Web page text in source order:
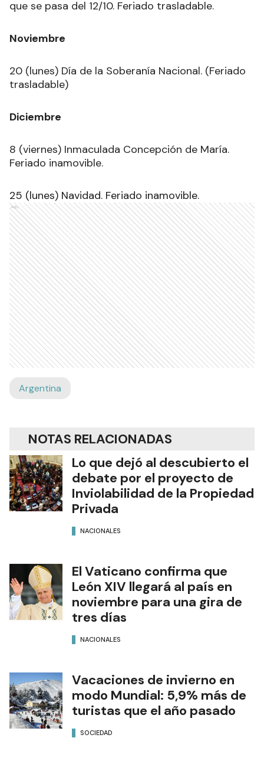
que se pasa del 12/10. Feriado trasladable.
Noviembre
20 (lunes) Día de la Soberanía Nacional. (Feriado
trasladable)
Diciembre
8 (viernes) Inmaculada Concepción de María.
Feriado inamovible.
25 (lunes) Navidad. Feriado inamovible.
Ads
Argentina
NOTAS RELACIONADAS
Lo que dejó al descubierto el
debate por el proyecto de
Inviolabilidad de la Propiedad
Privada
NACIONALES
El Vaticano confirma que
León XIV llegará al país en
noviembre para una gira de
tres días
NACIONALES
Vacaciones de invierno en
modo Mundial: 5,9% más de
turistas que el año pasado
SOCIEDAD